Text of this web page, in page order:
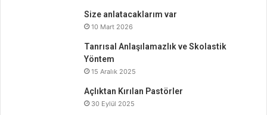
Size anlatacaklarım var
10 Mart 2026
Tanrısal Anlaşılamazlık ve Skolastik
Yöntem
15 Aralık 2025
Açlıktan Kırılan Pastörler
30 Eylül 2025